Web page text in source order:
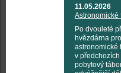
11.05.2026
Astronomické
Po dvouleté
hvězdárna
astronomické
v
pobytový